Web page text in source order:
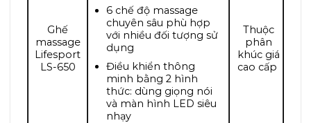
Ghế
massage
Lifesport
LS-650
6 chế độ massage
chuyên sâu phù hợp
với nhiều đối tượng sử
dụng
Điều khiển thông
minh bằng 2 hình
thức: dùng giọng nói
và màn hình LED siêu
nhạy
Thuộc
phân
khúc giá
cao cấp